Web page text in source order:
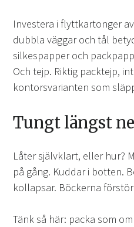
Investera i flyttkartonger
dubbla väggar och tål
silkespapper och
Och tejp. Riktig packtejp,
kontorsvarianten som
Tungt längst
Låter självklart, eller hur?
på gång. Kuddar i botten.
kollapsar. Böckerna
Tänk så här: packa som